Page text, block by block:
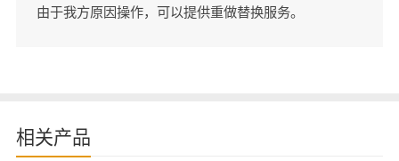
由于我方原因操作，可以提供重做替换服务。
相关产品